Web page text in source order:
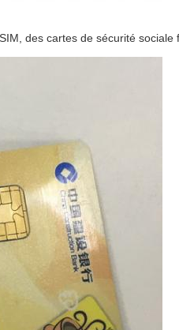
des cartes de sécurité